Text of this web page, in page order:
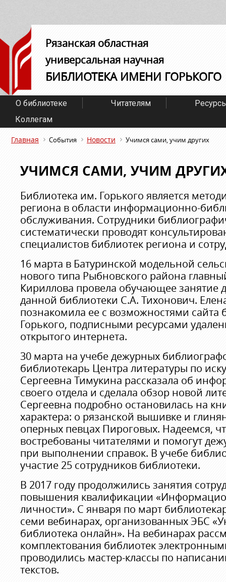
Рязанская областная
универсальная научная
БИБЛИОТЕКА ИМЕНИ ГОРЬКОГО
О библиотеке Читателям
Коллегам
Главная События Новости Учимся сами, учим других
УЧИМСЯ САМИ, УЧИМ
Библиотека им. Горького является
региона в области информационно-
обслуживания. Сотрудники
систематически проводят
специалистов библиотек региона и
16 марта в Батуринской модельной
нового типа Рыбновского района
Кириллова провела обучающее занятие
данной библиотеки С.А. Тихонович.
познакомила ее с возможностями сайта
Горького, подписными ресурсами
открытого интернета.
30 марта на учебе дежурных
библиотекарь Центра литературы по
Сергеевна Тимукина рассказала об
своего отдела и сделала обзор новой
Сергеевна подробно остановилась на
характера: о рязанской вышивке и
оперных певцах Пироговых. Надеемся,
востребованы читателями и помогут
при выполнении справок. В учебе
участие 25 сотрудников библиотеки.
В 2017 году продолжились занятия
повышения квалификации
личности». С января по март
семи вебинарах, организованных ЭБС
библиотека онлайн». На вебинарах
комплектования библиотек
проводились мастер-классы по
текстов.